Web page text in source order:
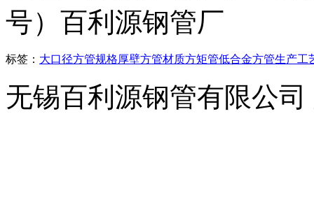
号）百利源钢管厂
标签： 大口径方管规格厚壁方管材质方矩管低合金方管生产工
无锡百利源钢管有限公